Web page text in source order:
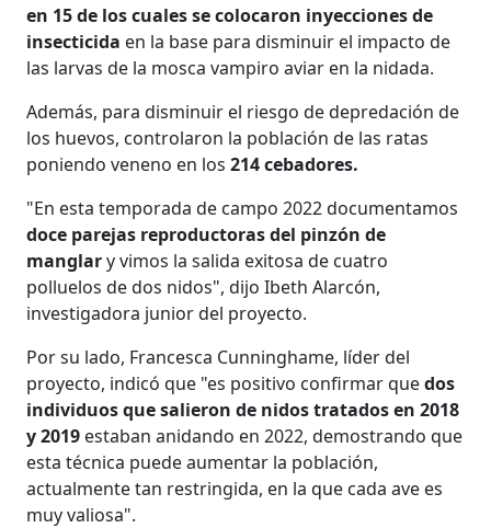
en 15 de los cuales se colocaron inyecciones de
insecticida en la base para disminuir el impacto de
las larvas de la mosca vampiro aviar en la nidada.
Además, para disminuir el riesgo de depredación de
los huevos, controlaron la población de las ratas
poniendo veneno en los214 cebadores.
"En esta temporada de campo 2022 documentamos
doce parejas reproductoras del pinzón de
manglary vimos la salida exitosa de cuatro
polluelos de dos nidos", dijo Ibeth Alarcón,
investigadora junior del proyecto.
Por su lado, Francesca Cunninghame, líder del
proyecto, indicó que "es positivo confirmar quedos
individuos que salieron de nidos tratados en 2018
y 2019 estaban anidando en 2022, demostrando que
esta técnica puede aumentar la población,
actualmente tan restringida, en la que cada ave es
muy valiosa".